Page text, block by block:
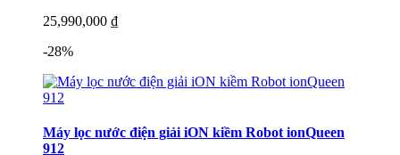
25,990,000 ₫
-28%
Máy lọc nước điện giải iON kiềm Robot ionQueen
912